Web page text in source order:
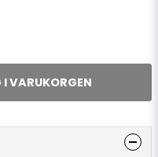
I VARUKORGEN